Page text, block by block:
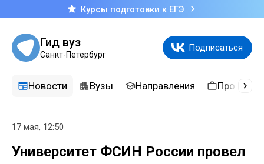
Курсы подготовки к ЕГЭ
Гид вуз
Санкт-Петербург
Подписаться
Новости Вузы Направления
17 мая, 12:50
Университет ФСИН России провел